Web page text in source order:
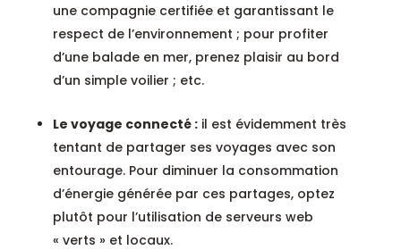
une compagnie certifiée et garantissant le
respect de l’environnement ; pour profiter
d’une balade en mer, prenez plaisir au bord
d’un simple voilier ; etc.
Le voyage connecté :il est évidemment très
tentant de partager ses voyages avec son
entourage. Pour diminuer la consommation
d’énergie générée par ces partages, optez
plutôt pour l’utilisation de serveurs web
« verts » et locaux.